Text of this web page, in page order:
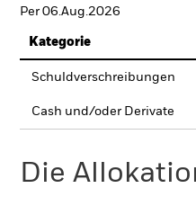
Per 06.Aug.2026
Kategorie
Schuldverschreibungen
Cash und/oder Derivate
Die